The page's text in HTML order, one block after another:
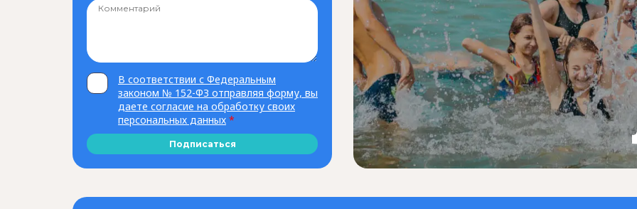
В соответствии с Федеральным
законом № 152-ФЗ отправляя форму, вы
даете согласие на обработку своих
персональных данных *
Подписаться